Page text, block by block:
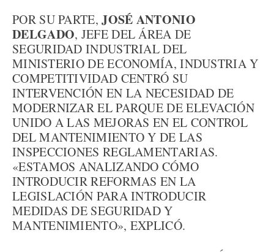
POR SU PARTE,JOSÉ ANTONIO
DELGADO, JEFE DEL ÁREA DE
SEGURIDAD INDUSTRIAL DEL
MINISTERIO DE ECONOMÍA, INDUSTRIA Y
COMPETITIVIDAD CENTRÓ SU
INTERVENCIÓN EN LA NECESIDAD DE
MODERNIZAR EL PARQUE DE ELEVACIÓN
UNIDO A LAS MEJORAS EN EL CONTROL
DEL MANTENIMIENTO Y DE LAS
INSPECCIONES REGLAMENTARIAS.
«ESTAMOS ANALIZANDO CÓMO
INTRODUCIR REFORMAS EN LA
LEGISLACIÓN PARA INTRODUCIR
MEDIDAS DE SEGURIDAD Y
MANTENIMIENTO», EXPLICÓ.